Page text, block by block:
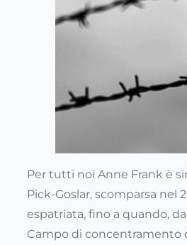
Per tutti noi Anne Frank è
Pick-Goslar, scomparsa nel
espatriata, fino a quando,
Campo di concentramento